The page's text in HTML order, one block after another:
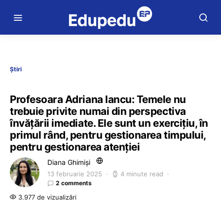
Știri
Profesoara Adriana Iancu: Temele nu
trebuie privite numai din perspectiva
învățării imediate. Ele sunt un exercițiu, în
primul rând, pentru gestionarea timpului,
pentru gestionarea atenției
Diana Ghimiși
13 februarie 2025 4 minute read
2 comments
3.977 de vizualizări